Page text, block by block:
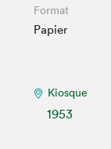
Salon
Traiteur
Format
Papier
Kiosque
1953